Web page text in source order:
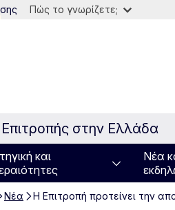
Πώς το γνωρίζετε;
στην Ελλάδα
και
Νέα
Νέα Η Επιτροπή προτείνει την